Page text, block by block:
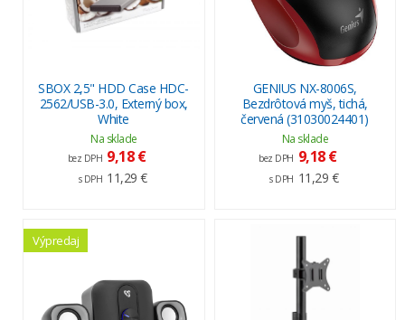
SBOX 2,5" HDD Case HDC-
2562/USB-3.0, Externý box,
White
Na sklade
bez DPH 9,18 €
s DPH 11,29 €
GENIUS NX-8006S,
Bezdrôtová myš, tichá,
červená (31030024401)
Na sklade
bez DPH 9,18 €
s DPH 11,29 €
Výpredaj